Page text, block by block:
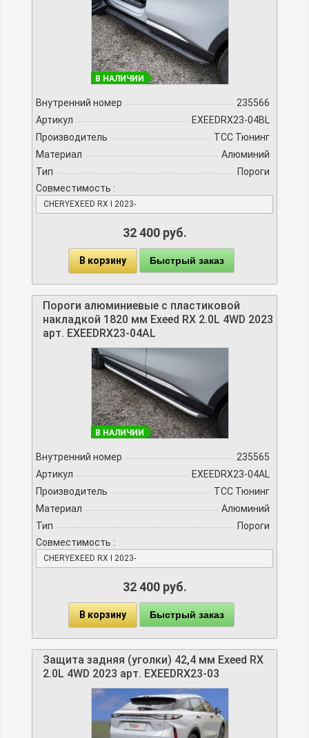
В НАЛИЧИИ
Внутренний номер
235566
Артикул
EXEEDRX23-04BL
Производитель
TCC Тюнинг
Материал
Алюминий
Тип
Пороги
Совместимость :
CHERYEXEED RX I 2023-
32 400 руб.
В корзину Быстрый заказ
Пороги алюминиевые с пластиковой
накладкой 1820 мм Exeed RX 2.0L 4WD 2023
арт. EXEEDRX23-04AL
В НАЛИЧИИ
Внутренний номер
235565
Артикул
EXEEDRX23-04AL
Производитель
TCC Тюнинг
Материал
Алюминий
Тип
Пороги
Совместимость :
CHERYEXEED RX I 2023-
32 400 руб.
В корзину Быстрый заказ
Защита задняя (уголки) 42,4 мм Exeed RX
2.0L 4WD 2023 арт. EXEEDRX23-03